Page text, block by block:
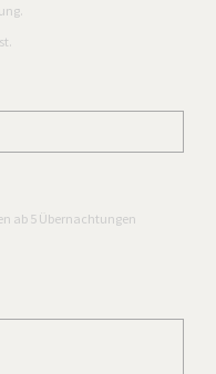
ab 5 Übernachtungen